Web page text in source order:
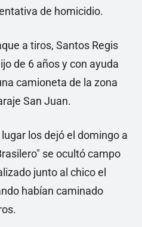
de homicidio.
a tiros, Santos Regis
de 6 años y con ayuda
camioneta de la zona
San Juan.
los dejó el domingo a
se ocultó campo
junto al chico el
habían caminado